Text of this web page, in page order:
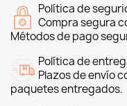
Política de
Compra segura
Métodos de pago
Política de
Plazos de envío
paquetes entregados.